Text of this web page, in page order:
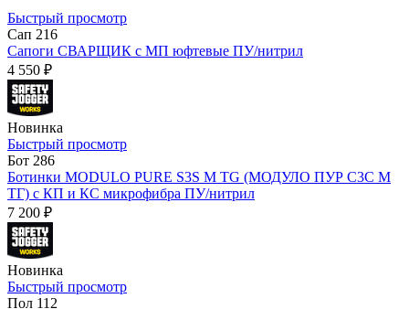
Быстрый просмотр
Сап 216
Сапоги СВАРЩИК с МП юфтевые ПУ/нитрил
4 550 ₽
Новинка
Быстрый просмотр
Бот 286
Ботинки MODULO PURE S3S M TG (МОДУЛО ПУР С3С М
ТГ) с КП и КС микрофибра ПУ/нитрил
7 200 ₽
Новинка
Быстрый просмотр
Пол 112